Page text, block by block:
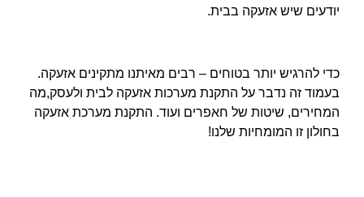
יודעים שיש אזעקה בבית.
כדי להרגיש יותר בטוחים – רבים מאיתנו מתקינים אזעקה.
בעמוד זה נדבר על התקנת מערכות אזעקה לבית ולעסק,מה
המחירים, שיטות של חאפרים ועוד. התקנת מערכת אזעקה
בחולון זו המומחיות שלנו!